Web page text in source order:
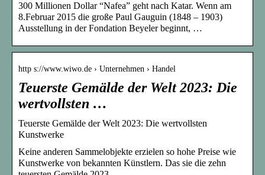
300 Millionen Dollar “Nafea” geht nach Katar. Wenn am
8.Februar 2015 die große Paul Gauguin (1848 – 1903)
Ausstellung in der Fondation Beyeler beginnt, …
http s://www.wiwo.de › Unternehmen › Handel
Teuerste Gemälde der Welt 2023: Die
wertvollsten …
Teuerste Gemälde der Welt 2023: Die wertvollsten
Kunstwerke
Keine anderen Sammelobjekte erzielen so hohe Preise wie
Kunstwerke von bekannten Künstlern. Das sie die zehn